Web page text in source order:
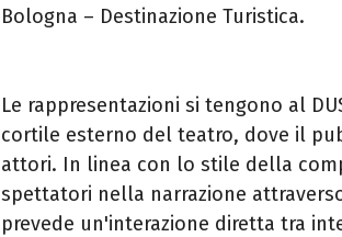
Bologna – Destinazione Turistica.
Le rappresentazioni si tengono al
cortile esterno del teatro, dove il
attori. In linea con lo stile della
spettatori nella narrazione
prevede un'interazione diretta tra